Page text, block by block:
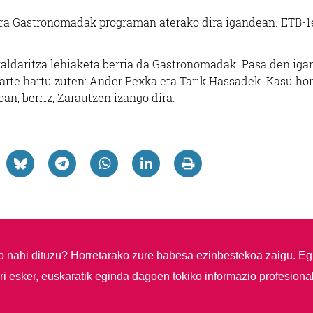
Gastronomadak programan aterako dira igandean. ETB-
lehiaketa berria da Gastronomadak. Pasa den
hartu zuten: Ander Pexka eta Tarik Hassadek. Kasu
berriz, Zarautzen izango dira.
nahi dituzu? Horretarako zure babesa ezinbestekoa zaigu.
esker, euskaratik eginda dagoen tokiko informazio